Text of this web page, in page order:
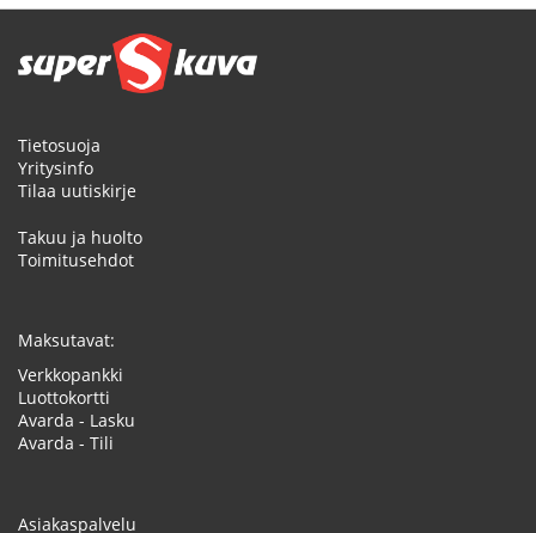
Tietosuoja
Yritysinfo
Tilaa uutiskirje
Takuu ja huolto
Toimitusehdot
Maksutavat:
Verkkopankki
Luottokortti
Avarda - Lasku
Avarda - Tili
Asiakaspalvelu